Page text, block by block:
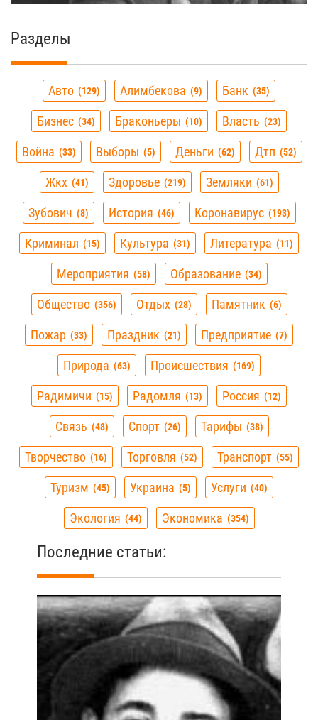
Разделы
Авто 129 Алимбекова 9 Банк 35
Бизнес 34 Браконьеры 10 Власть 23
Война 33 Выборы 5 Деньги 62 Дтп 52
Жкх 41 Здоровье 219 Земляки 61
Зубович 8 История 46 Коронавирус 193
Криминал 15 Культура 31 Литература 11
Мероприятия 58 Образование 34
Общество 356 Отдых 28 Памятник 6
Пожар 33 Праздник 21 Предприятие 7
Природа 63 Происшествия 169
Радимичи 15 Радомля 13 Россия 12
Связь 48 Спорт 26 Тарифы 38
Творчество 16 Торговля 52 Транспорт 55
Туризм 45 Украина 5 Услуги 40
Экология 44 Экономика 354
Последние статьи: